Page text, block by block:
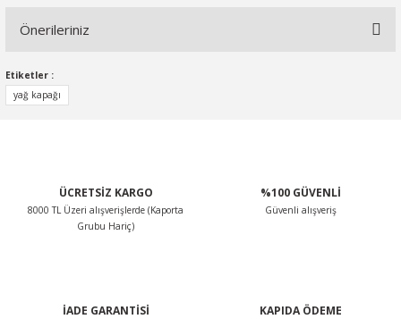
Önerileriniz
Bu ürünün fiyat bilgisi, resim, ürün açıklamalarında ve diğer
konularda yetersiz gördüğünüz noktaları öneri formunu
kullanarak tarafımıza iletebilirsiniz.
Ürün açıklamasında eksik bilgiler bulunuyor.
Ürün bilgilerinde hatalar bulunuyor.
Etiketler :
yağ kapağı
ÜCRETSİZ KARGO
8000 TL Üzeri alışverişlerde (Kaporta
Grubu Hariç)
%100 GÜVENLİ
Güvenli alışveriş
İADE GARANTİSİ KAPIDA ÖDEME